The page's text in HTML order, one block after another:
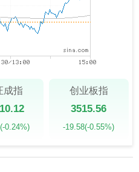
成指
(-0.24%)
创业板指
3515.56
-19.58(-0.55%)